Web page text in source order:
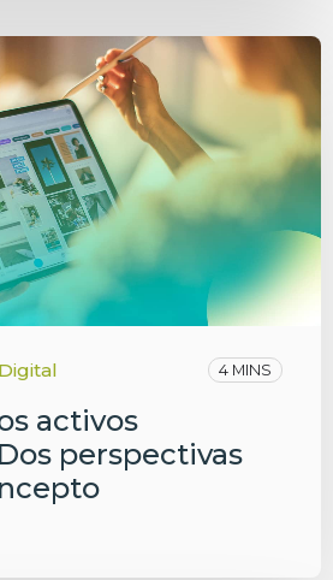
4 MINS
activos
perspectivas